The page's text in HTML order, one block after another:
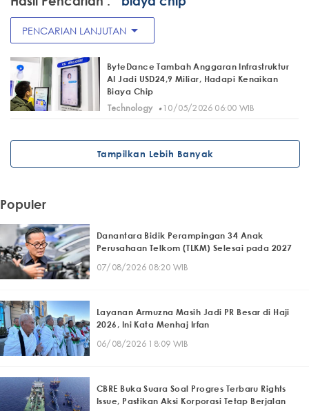
PENCARIAN LANJUTAN arrow_drop_down
ByteDance Tambah Anggaran Infrastruktur
AI Jadi USD24,9 Miliar, Hadapi Kenaikan
Biaya Chip
Technology
· 10/05/2026 06:00 WIB
Tampilkan Lebih Banyak
Populer
Danantara Bidik Perampingan 34 Anak
Perusahaan Telkom (TLKM) Selesai pada 2027
07/08/2026 08:20 WIB
Layanan Armuzna Masih Jadi PR Besar di Haji
2026, Ini Kata Menhaj Irfan
06/08/2026 18:09 WIB
CBRE Buka Suara Soal Progres Terbaru Rights
Issue, Pastikan Aksi Korporasi Tetap Berjalan